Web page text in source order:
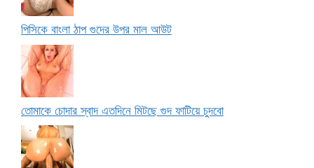
পিসিকে বাংলা ঠাপ গুদের উপর মাল আউট
তোমাকে চোদার স্বাদ এতদিনে মিটছে গুদ ফাটিয়ে চুদবো